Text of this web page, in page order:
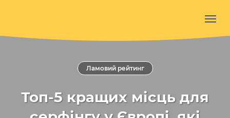
Ламовий рейтинг
Топ-5 кращих місць для